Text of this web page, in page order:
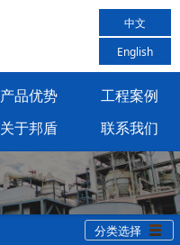
中文
English
产品优势
工程案例
关于邦盾 联系我们
分类选择